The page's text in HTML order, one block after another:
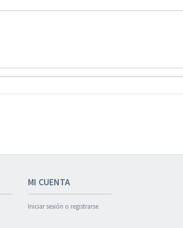
MI CUENTA
Iniciar sesión o registrarse